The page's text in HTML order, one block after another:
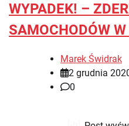
WYPADEK! –
SAMOCHODÓW
Marek Świdrak
2 grudnia
0